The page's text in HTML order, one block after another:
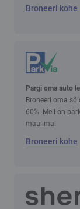
Broneeri kohe
Pargi oma auto
Broneeri oma
60%. Meil on
maailma!
Broneeri kohe